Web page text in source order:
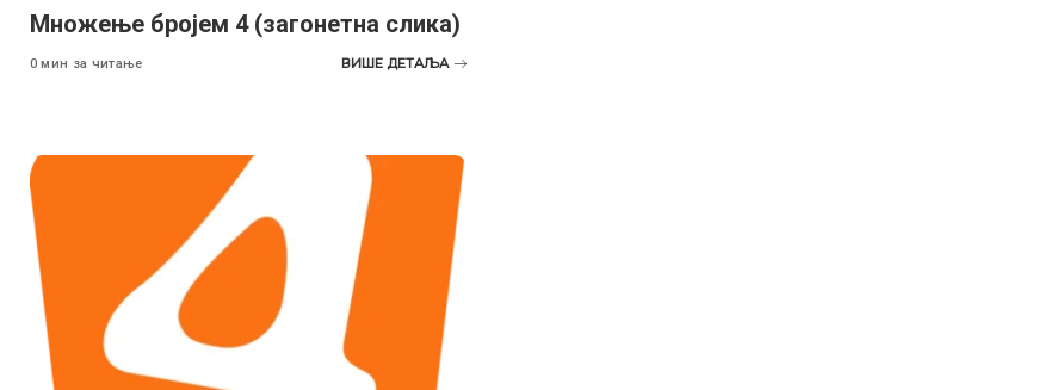
Множење бројем 4 (загонетна слика)
0 мин за читање ВИШЕ ДЕТАЉА